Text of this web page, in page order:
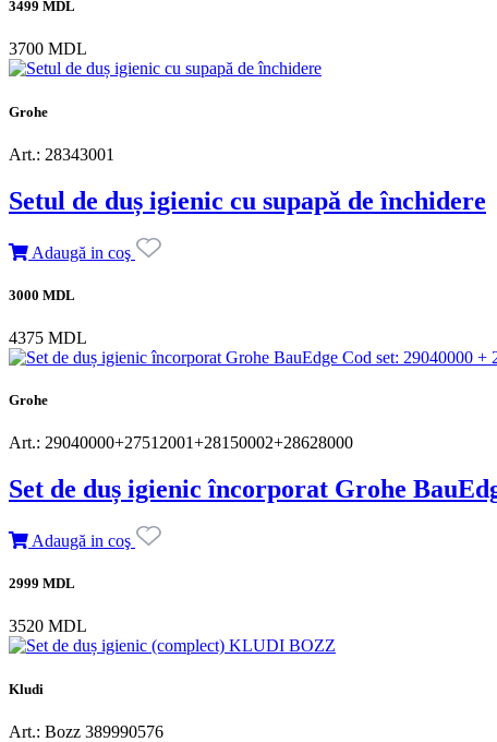
3499 MDL
3700 MDL
Grohe
Art.: 28343001
Setul de duș igienic cu supapă de închidere
Adaugă in coş
3000 MDL
4375 MDL
Grohe
Art.: 29040000+27512001+28150002+28628000
Set de duș igienic încorporat Grohe
Adaugă in coş
2999 MDL
3520 MDL
Kludi
Art.: Bozz 389990576